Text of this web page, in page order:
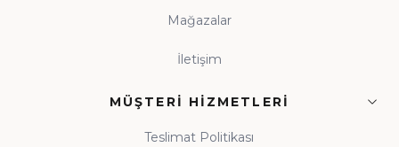
Mağazalar
İletişim
MÜŞTERI HIZMETLERI
Teslimat Politikası